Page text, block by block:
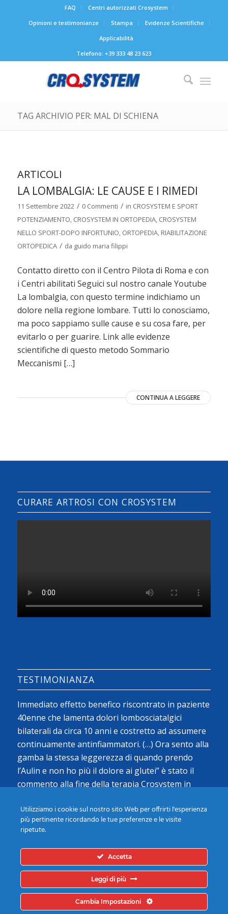
FAQ
Centri autorizzati Crosystem
Opinioni e testimonianze
Stampa
Evidenze Scientifiche
Applicabilità
Telefono: +39 333 48 23 623
TAG ARCHIVIO PER: MAL DI SCHIENA
ARTICOLI
LA LOMBALGIA: LE CAUSE E I RIMEDI
11 Settembre 2022 / 0 Commenti / in CROSYSTEM E SPORT
POTENZIAMENTO, CROSYSTEM IN ORTOPEDIA, CROSYSTEM
NELLO SPORT-DOPO INFORTUNIO, ORTOPEDIA, RIABILITAZIONE
ORTOPEDICA / da guido maria filippi
Contatto diretto con il Centro Pilota di Roma e con
i Centri abilitati Seguici sul nostro canale Youtube
La lombalgia, con questo termine indichiamo un
dolore nella regione lombare. Tutti lo conosciamo,
ma poco sappiamo sulle cause e su cosa fare, per
evitarlo o per guarire. Link alle evidenze
scientifiche di questo metodo Sommario
Meccanismi […]
CONTINUA A LEGGERE
CURARE ARTROSI CON CROSYSTEM
TESTIMONIANZA
Immediato effetto benefico riscontrato in paziente
40enne che lamenta dolori lombosciatalgici
bilaterali da circa 10 anni e costretto ad assumere
continuamente antinfiammatori. (…) Ora sento alla
gamba la stessa leggerezza di quando prendo
l’Aulin e non ho più il dolore ai glutei” è stato il
commento alla fine della terapia Crosystem in
Alessandro (Tree Climber)
Crosystem-powered by Enfold WordPress Theme
Utilizziamo i cookie sul nostro sito Web per offrirti l'esperienza
più pertinente ricordando le tue preferenze e le visite
ripetute.
Accetta
Leggi di più
Cambia Impostazioni